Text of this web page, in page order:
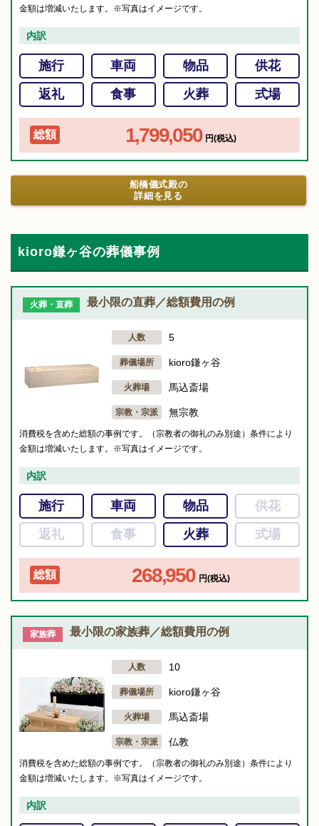
金額は増減いたします。※写真はイメージです。
内訳
施行 車両 物品
供花
返礼
食事 火葬 式場
総額 1,799,050 円(税込)
船橋儀式殿の
詳細を見る
kioro鎌ヶ谷の葬儀事例
火葬・直葬 最小限の直葬／総額費用の例
人数 5
葬儀場所 kioro鎌ヶ谷
火葬場 馬込斎場
宗教・宗派 無宗教
消費税を含めた総額の事例です。（宗教者の御礼のみ別途）条件により
金額は増減いたします。※写真はイメージです。
内訳
施行 車両 物品
供花
返礼
食事 火葬 式場
総額 268,950 円(税込)
家族葬 最小限の家族葬／総額費用の例
人数 10
葬儀場所 kioro鎌ヶ谷
火葬場 馬込斎場
宗教・宗派 仏教
消費税を含めた総額の事例です。（宗教者の御礼のみ別途）条件により
金額は増減いたします。※写真はイメージです。
内訳